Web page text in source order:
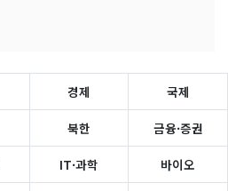
경제 국제
북한 금융·증권
IT·과학 바이오